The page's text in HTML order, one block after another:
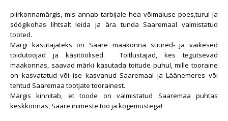
piirkonnamärgis, mis annab tarbijale hea võimaluse poes,turul ja
söögikohas lihtsalt leida ja ära tunda Saaremaal valmistatud
tooted.
Märgi kasutajateks on Saare maakonna suured- ja väikesed
toidutoojad ja käsitöölised. Toitlustajad, kes tegutsevad
maakonnas, saavad märki kasutada toitude puhul, mille tooraine
on kasvatatud või ise kasvanud Saaremaal ja Läänemeres või
tehtud Saaremaa tootjate toorainest.
Märgis kinnitab, et toode on valmistatud Saaremaa puhtas
keskkonnas, Saare inimeste töö ja kogemustega!